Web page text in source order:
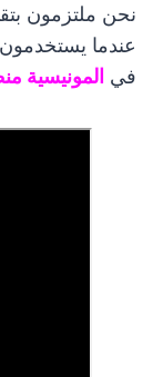
نحن ملتزمون
عندما
في المونيسية